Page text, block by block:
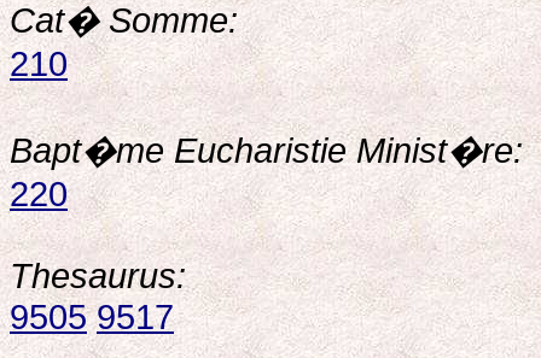
Cat� Somme:
210
Bapt�me Eucharistie Minist�re:
220
Thesaurus:
9505 9517